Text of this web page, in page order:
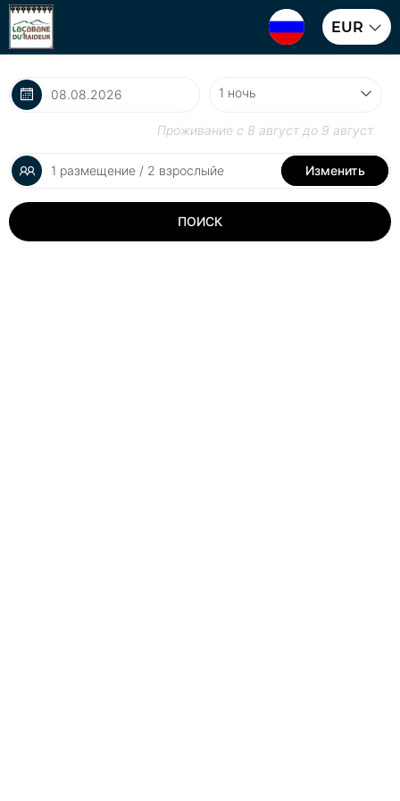
EUR
Проживание с 8 август до 9 август
1 размещение / 2 взрослыйе Изменить